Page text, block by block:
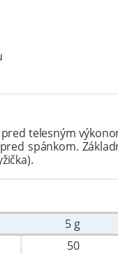
telesným
spánkom.
5 g
50